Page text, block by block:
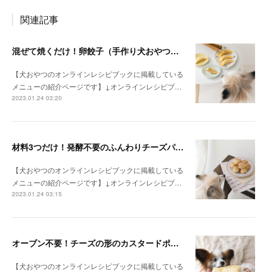
関連記事
混ぜて焼くだけ！卵餃子（手作り犬おやつレシピ）
【犬おやつのオンラインレシピブックに掲載している
メニューの紹介ページです】↓オンラインレシピブ…
2023.01.24 03:20
材料3つだけ！発酵不要のふんわりチーズパン（手作り犬おやつレシピ）
【犬おやつのオンラインレシピブックに掲載している
メニューの紹介ページです】↓オンラインレシピブ…
2023.01.24 03:15
オーブン不要！チーズの形のカスタードポテトケーキ（手作り犬おやつレシピ）
【犬おやつのオンラインレシピブックに掲載している